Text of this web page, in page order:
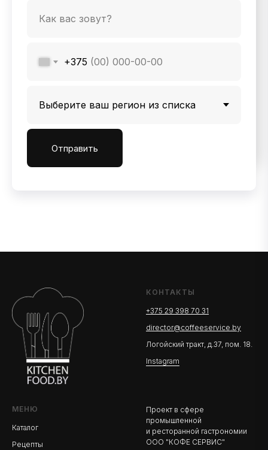
+375
Отправить
КОНТАКТЫ
+375 29 398 70 31
director@coffeeservice.by
Логойский тракт, д.37, пом. 18.
Instagram
МЕНЮ
Каталог
Рецепты
Проект в сфере
промышленной
и ресторанной гастрономии
ООО "КОФЕ СЕРВИС"